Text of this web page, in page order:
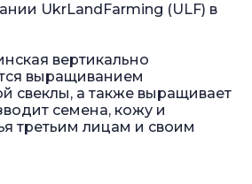
UkrLandFarming (ULF) в
вертикально
выращиванием
свеклы, а также выращивает
семена, кожу и
третьим лицам и своим